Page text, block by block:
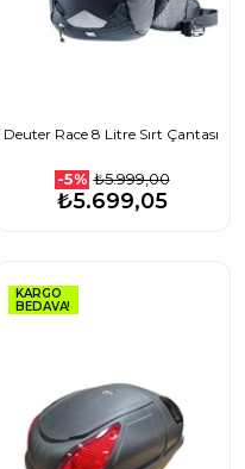
Deuter Race 8 Litre Sırt Çantası
-5% ₺5.999,00
₺5.699,05
KARGO
BEDAVA!